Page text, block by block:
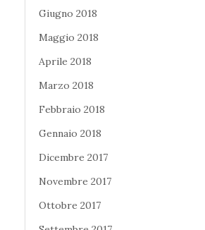
Giugno 2018
Maggio 2018
Aprile 2018
Marzo 2018
Febbraio 2018
Gennaio 2018
Dicembre 2017
Novembre 2017
Ottobre 2017